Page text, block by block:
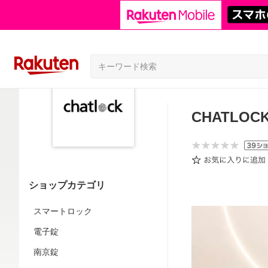
ショップカテゴリ
スマートロック
電子錠
南京錠